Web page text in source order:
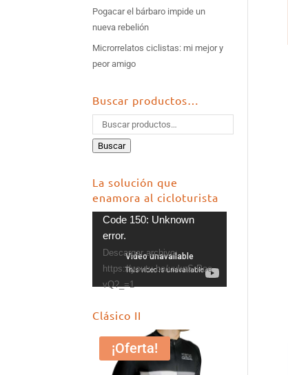
Pogacar el bárbaro impide un
nueva rebelión
Microrrelatos ciclistas: mi mejor y
peor amigo
Buscar productos…
Buscar
La solución que
enamora al cicloturista
Reproductor
de
vídeo
Code 150: Unknown
error.
Descargar archivo:
https://youtu.be/uuknSrPoe
vQ?_=1
Clásico II
¡Oferta!